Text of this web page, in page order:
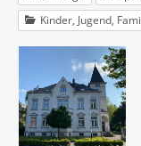
Kinder, Jugend,